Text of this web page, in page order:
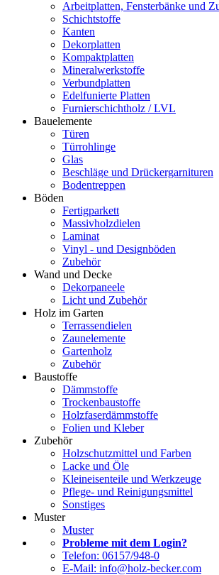
Arbeitplatten, Fensterbänke und
Schichtstoffe
Kanten
Dekorplatten
Kompaktplatten
Mineralwerkstoffe
Verbundplatten
Edelfunierte Platten
Furnierschichtholz / LVL
Bauelemente
Türen
Türrohlinge
Glas
Beschläge und Drückergarnituren
Bodentreppen
Böden
Fertigparkett
Massivholzdielen
Laminat
Vinyl - und Designböden
Zubehör
Wand und Decke
Dekorpaneele
Licht und Zubehör
Holz im Garten
Terrassendielen
Zaunelemente
Gartenholz
Zubehör
Baustoffe
Dämmstoffe
Trockenbaustoffe
Holzfaserdämmstoffe
Folien und Kleber
Zubehör
Holzschutzmittel und Farben
Lacke und Öle
Kleineisenteile und Werkzeuge
Pflege- und Reinigungsmittel
Sonstiges
Muster
Muster
Probleme mit dem Login?
Telefon: 06157/948-0
E-Mail: info@holz-becker.com